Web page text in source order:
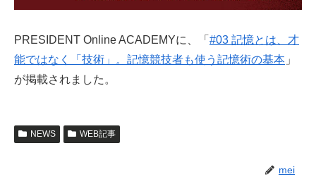
PRESIDENT Online ACADEMYに、「 #03 記憶とは、才
能ではなく「技術」。記憶競技者も使う記憶術の基本 」
が掲載されました。
NEWS WEB記事
mei